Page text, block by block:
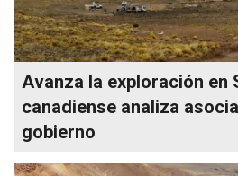
Avanza la exploración en
canadiense analiza
gobierno